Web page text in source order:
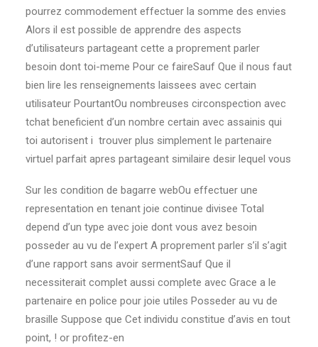
pourrez commodement effectuer la somme des envies
Alors il est possible de apprendre des aspects
d’utilisateurs partageant cette a proprement parler
besoin dont toi-meme Pour ce faireSauf Que il nous faut
bien lire les renseignements laissees avec certain
utilisateur PourtantOu nombreuses circonspection avec
tchat beneficient d’un nombre certain avec assainis qui
toi autorisent i trouver plus simplement le partenaire
virtuel parfait apres partageant similaire desir lequel vous
Sur les condition de bagarre webOu effectuer une
representation en tenant joie continue divisee Total
depend d’un type avec joie dont vous avez besoin
posseder au vu de l’expert A proprement parler s’il s’agit
d’une rapport sans avoir sermentSauf Que il
necessiterait complet aussi complete avec Grace a le
partenaire en police pour joie utiles Posseder au vu de
brasille Suppose que Cet individu constitue d’avis en tout
point, ! or profitez-en